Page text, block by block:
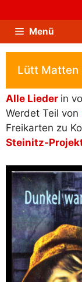
Inhalt
springenMenü
Lütt Matten
Alle Lieder in
Werdet Teil von
Freikarten zu
Steinitz-